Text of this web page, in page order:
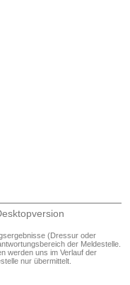
(Dressur oder
der Meldestelle.
werden uns im Verlauf der
nur übermittelt.